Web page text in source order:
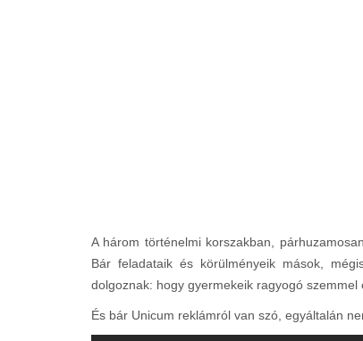
A három történelmi korszakban,
Bár feladataik és körülményeik mások,
dolgoznak: hogy gyermekeik ragyogó szemmel
És bár Unicum reklámról van szó, egyáltalán